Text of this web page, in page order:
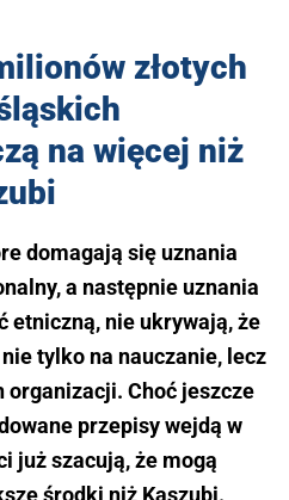
złotych
na więcej niż
domagają się uznania
a następnie uznania
etniczną, nie ukrywają, że
tylko na nauczanie, lecz
organizacji. Choć jeszcze
przepisy wejdą w
już szacują, że mogą
środki niż Kaszubi.